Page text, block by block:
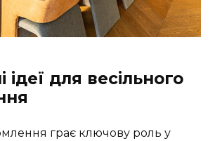
ідеї для весільного
грає ключову роль у